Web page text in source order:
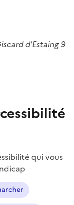
d'Estaing 9
qui vous